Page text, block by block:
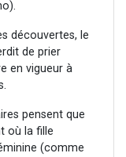
découvertes, le
de prier
en vigueur à
pensent que
où la fille
(comme